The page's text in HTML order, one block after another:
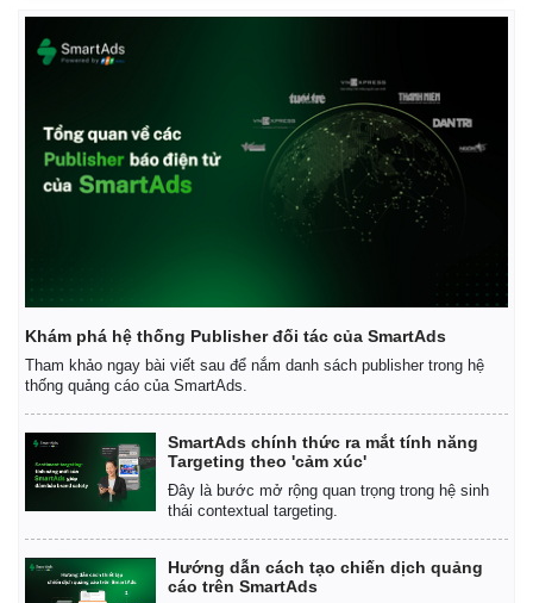
Khám phá hệ thống Publisher đối tác của SmartAds
Tham khảo ngay bài viết sau để nắm danh sách publisher trong hệ
thống quảng cáo của SmartAds.
SmartAds chính thức ra mắt tính năng
Targeting theo 'cảm xúc'
Đây là bước mở rộng quan trọng trong hệ sinh
thái contextual targeting.
Hướng dẫn cách tạo chiến dịch quảng
cáo trên SmartAds